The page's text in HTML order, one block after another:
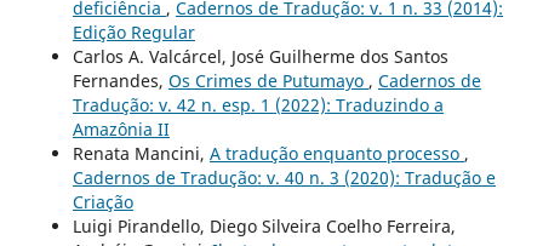
deficiência , Cadernos de Tradução: v. 1 n. 33 (2014):
Edição Regular
Carlos A. Valcárcel, José Guilherme dos Santos
Fernandes, Os Crimes de Putumayo , Cadernos de
Tradução: v. 42 n. esp. 1 (2022): Traduzindo a
Amazônia II
Renata Mancini, A tradução enquanto processo ,
Cadernos de Tradução: v. 40 n. 3 (2020): Tradução e
Criação
Luigi Pirandello, Diego Silveira Coelho Ferreira,